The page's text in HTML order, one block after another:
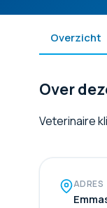
Overzicht
Over
Veterinaire
ADRES